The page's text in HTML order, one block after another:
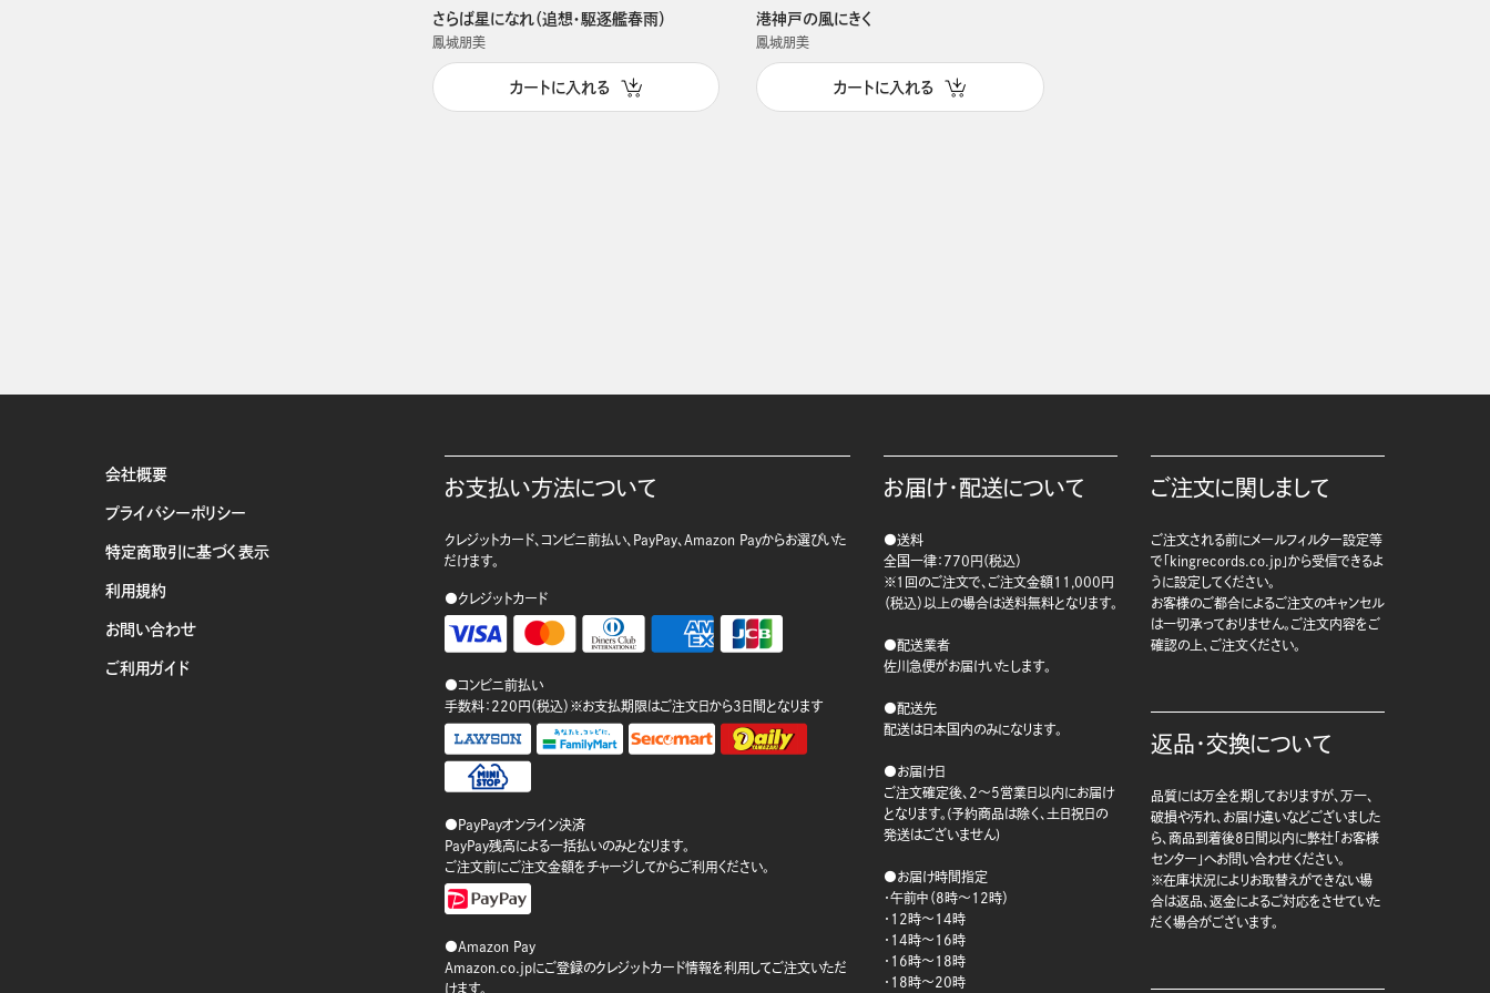
さらば星になれ（追想・駆逐艦春雨）
鳳城朋美
カートに入れる
港神戸の風にきく
鳳城朋美
カートに入れる
会社概要
プライバシーポリシー
特定商取引に基づく表示
利用規約
お問い合わせ
ご利用ガイド
お支払い方法について
クレジットカード、コンビニ前払い、PayPay、Amazon Payからお選びいた
だけます。
●クレジットカード
●コンビニ前払い
手数料：220円（税込）※お支払期限はご注文日から3日間となります
●PayPayオンライン決済
PayPay残高による一括払いのみとなります。
ご注文前にご注文金額をチャージしてからご利用ください。
●Amazon Pay
Amazon.co.jpにご登録のクレジットカード情報を利用してご注文いただ
けます。
お届け・配送について
●送料
全国一律：770円（税込）
※1回のご注文で、ご注文金額11,000円
（税込）以上の場合は送料無料となります。
●配送業者
佐川急便がお届けいたします。
●配送先
配送は日本国内のみになります。
●お届け日
ご注文確定後、2～5営業日以内にお届け
となります。(予約商品は除く、土日祝日の
発送はございません)
●お届け時間指定
・午前中（8時～12時）
・12時～14時
・14時～16時
・16時～18時
・18時～20時
ご注文に関しまして
ご注文される前にメールフィルター設定等
で「kingrecords.co.jp」から受信できるよ
うに設定してください。
お客様のご都合によるご注文のキャンセル
は一切承っておりません。ご注文内容をご
確認の上、ご注文ください。
返品・交換について
品質には万全を期しておりますが、万一、
破損や汚れ、お届け違いなどございました
ら、商品到着後8日間以内に弊社「お客様
センター」へお問い合わせください。
※在庫状況によりお取替えができない場
合は返品、返金によるご対応をさせていた
だく場合がございます。